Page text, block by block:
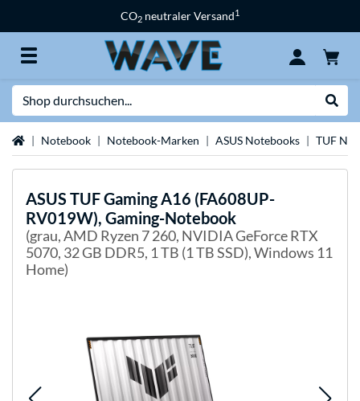
CO2 neutraler Versand1
StartseiteNotebook Notebook-Marken ASUS Notebooks TUF
ASUS TUF Gaming A16 (FA608UP-
RV019W), Gaming-Notebook
(grau, AMD Ryzen 7 260, NVIDIA GeForce RTX
5070, 32 GB DDR5, 1 TB (1 TB SSD), Windows 11
Home)